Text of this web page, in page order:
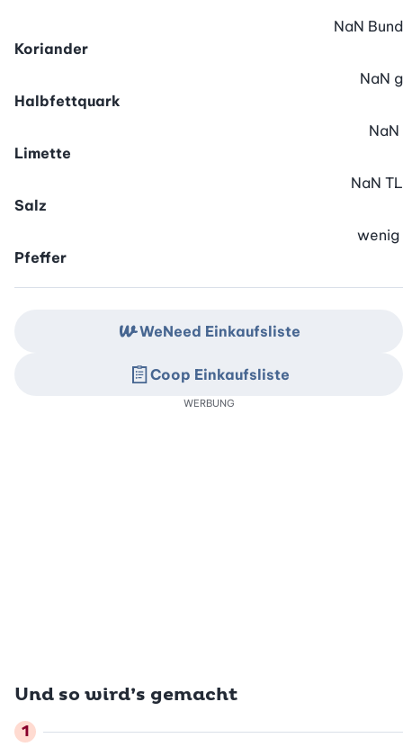
Koriander
NaN Bund
Halbfettquark
NaN g
Limette
NaN
Salz
NaN TL
Pfeffer
wenig
Und so wird’s gemacht
WeNeed Einkaufsliste
Coop Einkaufsliste
WERBUNG